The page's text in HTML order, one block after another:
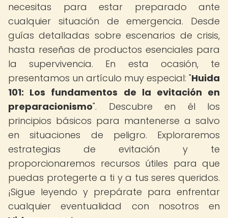
necesitas para estar preparado ante
cualquier situación de emergencia. Desde
guías detalladas sobre escenarios de crisis,
hasta reseñas de productos esenciales para
la supervivencia. En esta ocasión, te
presentamos un artículo muy especial: "Huida
101: Los fundamentos de la evitación en
preparacionismo". Descubre en él los
principios básicos para mantenerse a salvo
en situaciones de peligro. Exploraremos
estrategias de evitación y te
proporcionaremos recursos útiles para que
puedas protegerte a ti y a tus seres queridos.
¡Sigue leyendo y prepárate para enfrentar
cualquier eventualidad con nosotros en